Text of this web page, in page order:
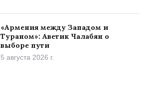
«Армения между Западом и
Тураном»: Аветик Чалабян о
выборе пути
5 августа 2026 г.